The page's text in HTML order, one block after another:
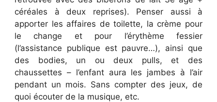
céréales à deux reprises). Penser aussi à
apporter les affaires de toilette, la crème pour
le change et pour l’érythème fessier
(l’assistance publique est pauvre…), ainsi que
des bodies, un ou deux pulls, et des
chaussettes – l’enfant aura les jambes à l’air
pendant un mois. Sans compter des jeux, de
quoi écouter de la musique, etc.